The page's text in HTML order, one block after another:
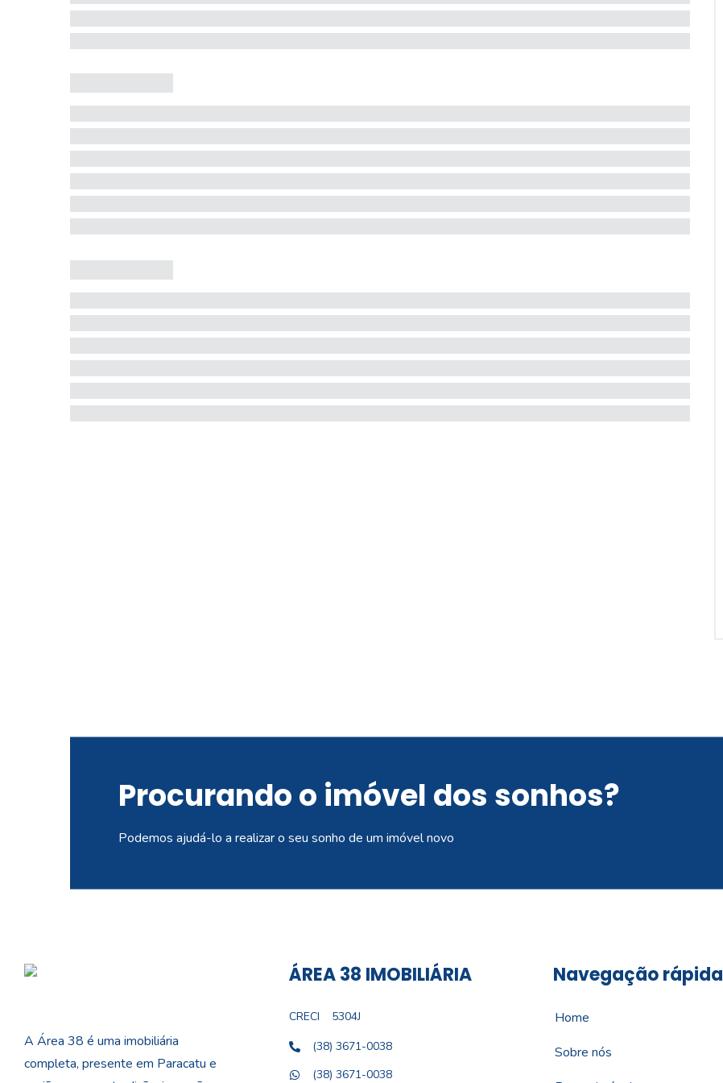
Procurando o imóvel dos sonhos?
Podemos ajudá-lo a realizar o seu sonho de um imóvel novo
A Área 38 é uma imobiliária
completa, presente em Paracatu e
ÁREA 38 IMOBILIÁRIA
CRECI
5304J
(38) 3671-0038
(38) 3671-0038
Navegação rápida
Home
Sobre nós